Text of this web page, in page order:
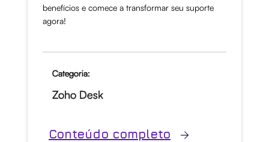
benefícios e comece a transformar seu suporte
agora!
Categoria:
Zoho Desk
Conteúdo completo